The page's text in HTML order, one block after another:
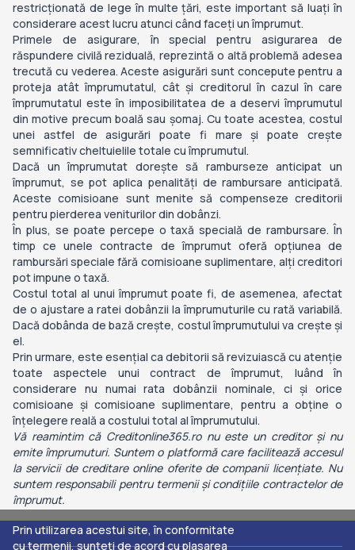
restricționată de lege în multe țări, este important să luați în
considerare acest lucru atunci când faceți un împrumut.
Primele de asigurare, în special pentru asigurarea de
răspundere civilă reziduală, reprezintă o altă problemă adesea
trecută cu vederea. Aceste asigurări sunt concepute pentru a
proteja atât împrumutatul, cât și creditorul în cazul în care
împrumutatul este în imposibilitatea de a deservi împrumutul
din motive precum boală sau șomaj. Cu toate acestea, costul
unei astfel de asigurări poate fi mare și poate crește
semnificativ cheltuielile totale cu împrumutul.
Dacă un împrumutat dorește să ramburseze anticipat un
împrumut, se pot aplica penalități de rambursare anticipată.
Aceste comisioane sunt menite să compenseze creditorii
pentru pierderea veniturilor din dobânzi.
În plus, se poate percepe o taxă specială de rambursare. În
timp ce unele contracte de împrumut oferă opțiunea de
rambursări speciale fără comisioane suplimentare, alți creditori
pot impune o taxă.
Costul total al unui împrumut poate fi, de asemenea, afectat
de o ajustare a ratei dobânzii la împrumuturile cu rată variabilă.
Dacă dobânda de bază crește, costul împrumutului va crește și
el.
Prin urmare, este esențial ca debitorii să revizuiască cu atenție
toate aspectele unui contract de împrumut, luând în
considerare nu numai rata dobânzii nominale, ci și orice
comisioane și comisioane suplimentare, pentru a obține o
înțelegere reală a costului total al împrumutului.
Vă reamintim că Creditonline365.ro nu este un creditor și nu
emite împrumuturi. Suntem o platformă care facilitează accesul
la servicii de creditare online oferite de companii licențiate. Nu
suntem responsabili pentru termenii și condițiile contractelor de
împrumut.
Prin utilizarea acestui site, în conformitate
cutermenii, sunteți de acord cu plasarea